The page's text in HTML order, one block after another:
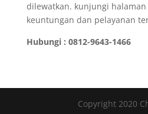
dilewatkan. kunjungi
keuntungan dan pelayanan
Hubungi : 0812-9643-1466
Copyright 2020